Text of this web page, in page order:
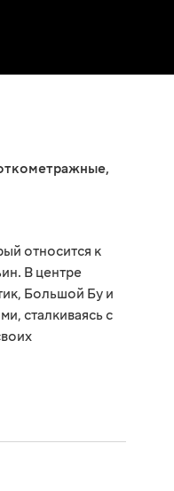
,
относится к
В центре
Большой Бу и
сталкиваясь с